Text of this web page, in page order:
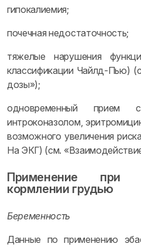
гипокалиемия;
почечная недостаточность;
тяжелые нарушения
классификации Чайлд-Пью)
дозы»);
одновременный прием
интроконазолом,
возможного увеличения
На ЭКГ) (см.
Применение при
кормлении грудью
Беременность
Данные по применению